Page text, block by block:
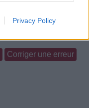
Privacy Policy
Corriger une erreur